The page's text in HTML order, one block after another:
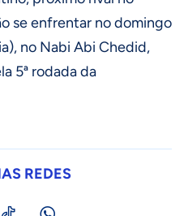
se enfrentar no domingo
no Nabi Abi Chedid,
5ª rodada da
REDES